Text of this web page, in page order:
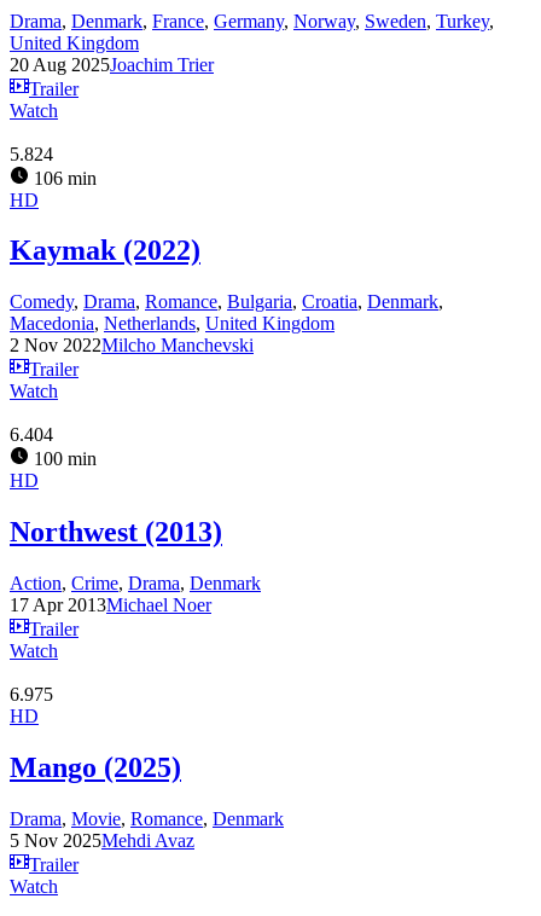
Drama, Denmark, France, Germany, Norway, Sweden, Turkey,
United Kingdom
20 Aug 2025Joachim Trier
Trailer
Watch
5.824
106 min
HD
Kaymak (2022)
Comedy, Drama, Romance, Bulgaria, Croatia, Denmark,
Macedonia, Netherlands, United Kingdom
2 Nov 2022Milcho Manchevski
Trailer
Watch
6.404
100 min
HD
Northwest (2013)
Action, Crime, Drama, Denmark
17 Apr 2013Michael Noer
Trailer
Watch
6.975
HD
Mango (2025)
Drama, Movie, Romance, Denmark
5 Nov 2025Mehdi Avaz
Trailer
Watch